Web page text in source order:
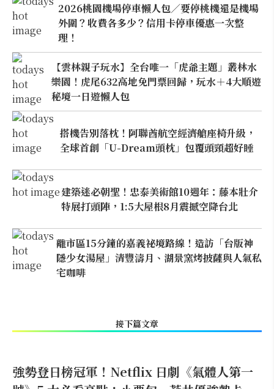
2026桃園機場停車懶人包／要停桃機還是機場
外圍？收費各多少？信用卡停車優惠一次整
理！
【雲林親子玩水】全台唯一「虎爺主題」叢林水
樂園！虎尾632高地免門票回歸，玩水＋4大順遊
秘境一日遊懶人包
搭機告別落枕！阿聯酋航空經濟艙座椅升級，
全球首創「U-Dream頭枕」包覆頭頸超好睡
建築迷必朝聖！忠泰美術館10週年：藤本壯介
特展打頭陣，1:5大屋根8月震撼空降台北
離市區15分鐘的嘉義祕境路線！造訪「台版神
隱少女湯屋」清豐濤月、湖景窯烤披薩與人氣私
宅咖啡
接下篇文章
強勢登日榜冠軍！Netflix 日劇《氣體人第一